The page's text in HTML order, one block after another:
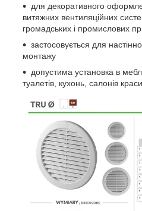
для декоративного
витяжних вентиляційних
громадських і промислових
застосовується для
монтажу
допустима установка в
туалетів, кухонь, салонів